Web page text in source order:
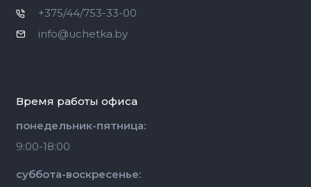
+375/44/753-33-00
info@uchetka.by
Время работы офиса
понедельник-пятница:
9:00-18:00
суббота-воскресенье: